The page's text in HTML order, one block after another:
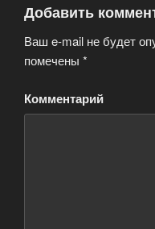
Добавить
Ваш e-mail не будет
помечены *
Комментарий